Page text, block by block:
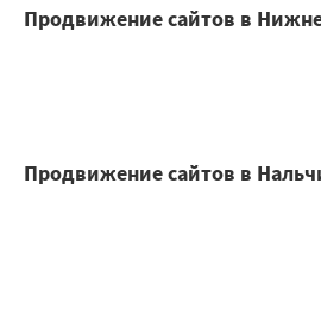
Продвижение сайтов в
Продвижение сайтов в